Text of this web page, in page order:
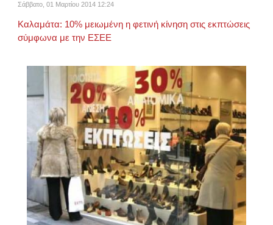
Σάββατο, 01 Μαρτίου 2014 12:24
Καλαμάτα: 10% μειωμένη η φετινή κίνηση στις εκπτώσεις
σύμφωνα με την ΕΣΕΕ